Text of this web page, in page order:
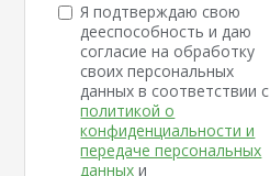
Я подтверждаю свою
дееспособность и даю
согласие на обработку
своих персональных
данных в соответствии с
политикой о
конфиденциальности и
передаче персональных
данных и